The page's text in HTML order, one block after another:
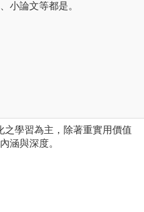
小論文等都是。
之學習為主，除著重實用價值
涵與深度。